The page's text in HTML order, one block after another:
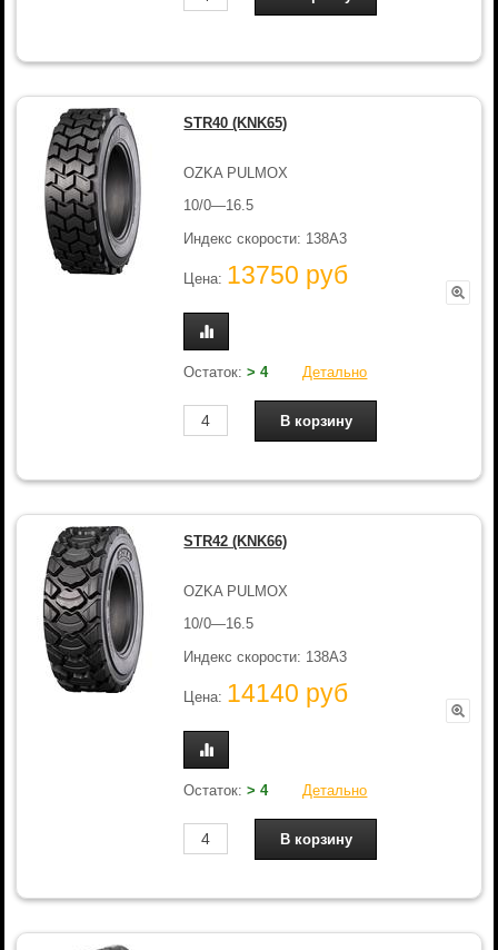
STR40 (KNK65)
OZKA PULMOX
10/0—16.5
Индекс скорости: 138A3
Цена: 13750 руб
Остаток:> 4 Детально
STR42 (KNK66)
OZKA PULMOX
10/0—16.5
Индекс скорости: 138A3
Цена: 14140 руб
Остаток:> 4 Детально